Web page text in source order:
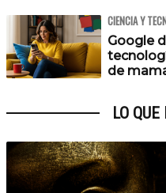
CIENCIA Y
Google
de
LO